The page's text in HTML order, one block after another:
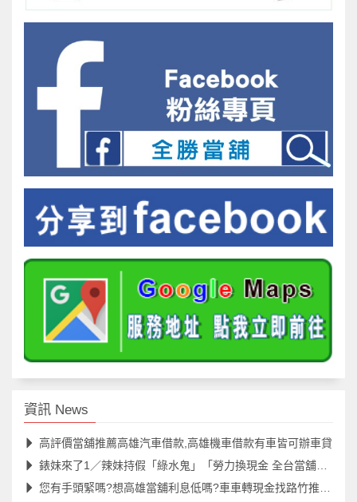
資訊 News
高評價當舖推薦高雄汽車借款,高雄機車借款有車皆可辦車貸
錶妹來了1／辣妹持假「綠水鬼」「勞力換現金 全台當舖發追緝令
您有手頭緊嗎?想高雄當舖利息低嗎?車車轉現金找路竹推薦當舖